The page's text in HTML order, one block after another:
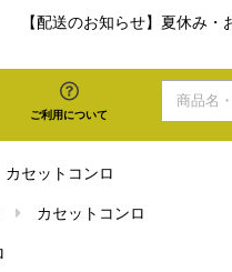
【配送のお知らせ】夏休み
ご利用について
カセットコンロ
カセットコンロ